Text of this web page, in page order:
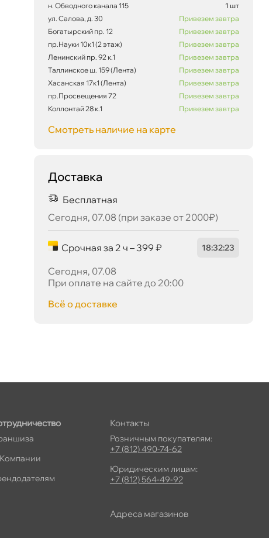
н. Обводного канала 115
1 шт
ул. Салова, д. 30
Привезем завтра
Богатырский пр. 12
Привезем завтра
пр.Науки 10к1 (2 этаж)
Привезем завтра
Ленинский пр. 92 к.1
Привезем завтра
Таллинское ш. 159 (Лента)
Привезем завтра
Хасанская 17к1 (Лента)
Привезем завтра
пр.Просвещения 72
Привезем завтра
Коллонтай 28 к.1
Привезем завтра
Смотреть наличие на карте
Доставка
Бесплатная
Сегодня, 07.08 (при заказе от 2000₽)
Срочная за 2 ч – 399 ₽ 18:32:22
Сегодня, 07.08
При оплате на сайте до 20:00
сё о доставке
Контакты
Розничным покупателям:
+7 (812) 490-74-62
Юридическим лицам:
+7 (812) 564-49-92
Адреса магазино